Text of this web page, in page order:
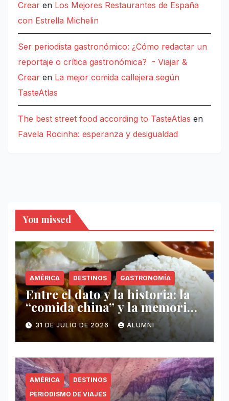
Crear en Los Mejores Restaurantes de España
con Estrella Michelin
Ser periodista gastronómico: ¿Cómo redactar un
reportaje o crítica gastronómica? - Viajar &
Crear en La mejor comida callejera según
TasteAtlas
The best street food according to TasteAtlas en
Favela Rocinha: esperanza y desigualdad
You missed
AMÉRICA DESTINOS GASTRONOMÍA
Entre el dato y la historia: la
“comida china” y la memoria
invisible en Puerto Rico
31 DE JULIO DE 2026 ALUMNI
AMÉRICA
DESTINOS
PERIODISMO DE VIAJES